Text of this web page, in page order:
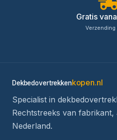
Gratis
Verzending
Dekbedovertrekkenkopen.nl
Specialist in
Rechtstreeks van
Nederland.